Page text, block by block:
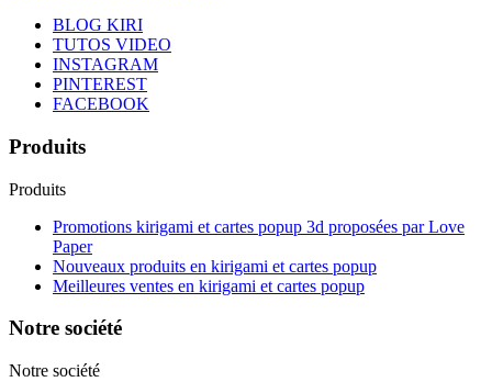
BLOG KIRI
TUTOS VIDEO
INSTAGRAM
PINTEREST
FACEBOOK
Produits
Produits
Promotions kirigami et cartes popup 3d proposées par Love
Paper
Nouveaux produits en kirigami et cartes popup
Meilleures ventes en kirigami et cartes popup
Notre société
Notre société